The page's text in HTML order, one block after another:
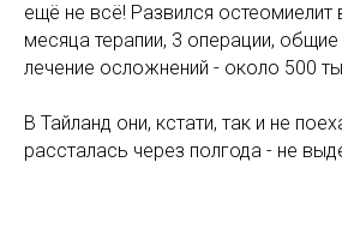
ещё не всё! Развился остеомиелит
месяца терапии, 3 операции,
лечение осложнений - около 500
В Тайланд они, кстати, так и не
рассталась через полгода - не